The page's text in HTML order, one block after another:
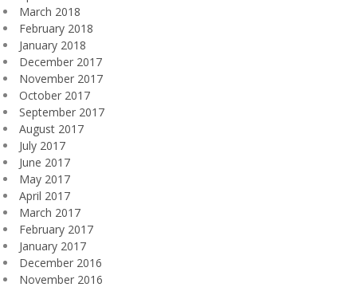
March 2018
February 2018
January 2018
December 2017
November 2017
October 2017
September 2017
August 2017
July 2017
June 2017
May 2017
April 2017
March 2017
February 2017
January 2017
December 2016
November 2016